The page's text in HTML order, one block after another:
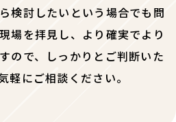
検討したいという場合でも問
場を拝見し、より確実でより
ので、しっかりとご判断いた
軽にご相談ください。